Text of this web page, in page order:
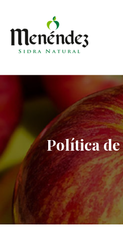
Política